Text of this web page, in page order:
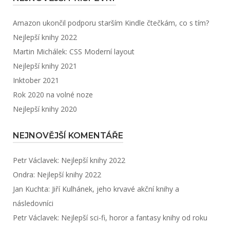
Amazon ukončil podporu starším Kindle čtečkám, co s tím?
Nejlepší knihy 2022
Martin Michálek: CSS Moderní layout
Nejlepší knihy 2021
Inktober 2021
Rok 2020 na volné noze
Nejlepší knihy 2020
NEJNOVĚJŠÍ KOMENTÁŘE
Petr Václavek: Nejlepší knihy 2022
Ondra: Nejlepší knihy 2022
Jan Kuchta: Jiří Kulhánek, jeho krvavé akční knihy a
následovníci
Petr Václavek: Nejlepší sci-fi, horor a fantasy knihy od roku